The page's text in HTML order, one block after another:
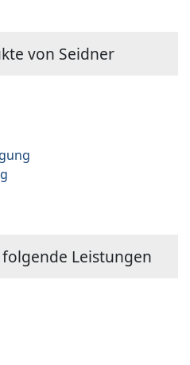
von Seidner
Leistungen